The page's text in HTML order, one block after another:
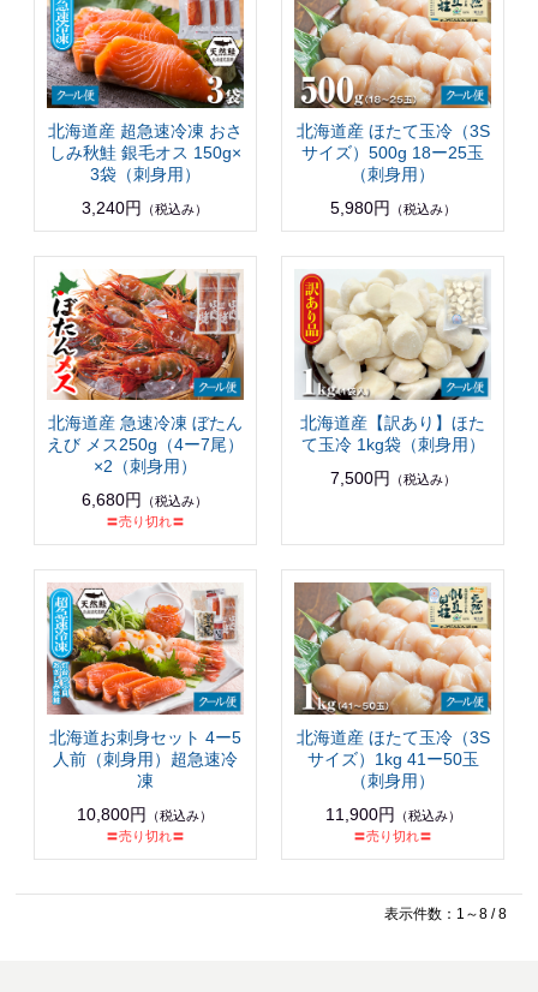
北海道産 超急速冷凍 おさ
しみ秋鮭 銀毛オス 150g×
3袋（刺身用）
3,240円
（税込み）
北海道産 ほたて玉冷（3S
サイズ）500g 18ー25玉
（刺身用）
5,980円
（税込み）
北海道産 急速冷凍 ぼたん
えび メス250g（4ー7尾）
×2（刺身用）
6,680円
（税込み）
〓売り切れ〓
北海道産【訳あり】ほた
て玉冷 1kg袋（刺身用）
7,500円
（税込み）
北海道お刺身セット 4ー5
人前（刺身用）超急速冷
凍
10,800円
（税込み）
〓売り切れ〓
北海道産 ほたて玉冷（3S
サイズ）1kg 41ー50玉
（刺身用）
11,900円
（税込み）
〓売り切れ〓
表示件数：1～8 / 8